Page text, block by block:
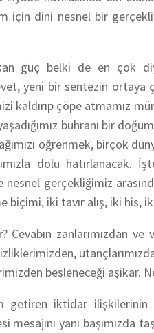
için dini nesnel bir
güç belki de en çok
yeni bir sentezin
çöpe atmamız
buhranı bir
öğrenmek, birçok
dolu
gerçekliğimiz
biçimi, iki tavır alış, iki
zanlarımızdan
besleneceği aşikar.
iktidar ilişkilerinin
yanı başımızda